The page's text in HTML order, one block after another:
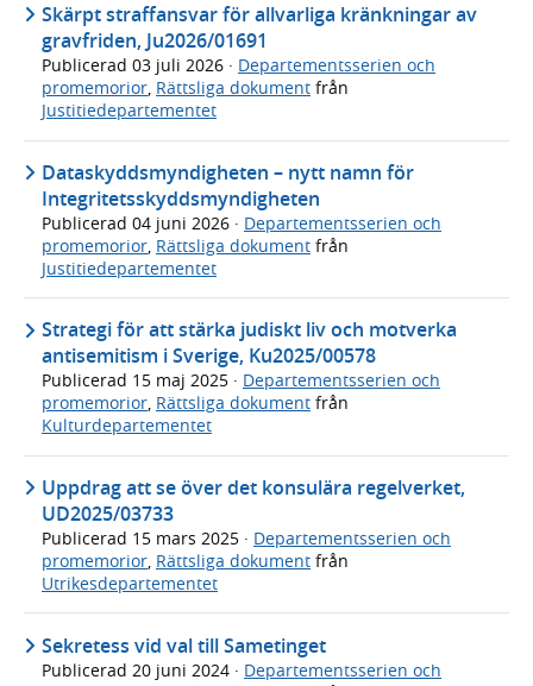
Skärpt straffansvar för allvarliga kränkningar av
gravfriden, Ju2026/01691
Publicerad 03 juli 2026 · Departementsserien och
promemorior, Rättsliga dokument från
Justitiedepartementet
Dataskyddsmyndigheten – nytt namn för
Integritetsskyddsmyndigheten
Publicerad 04 juni 2026 · Departementsserien och
promemorior, Rättsliga dokument från
Justitiedepartementet
Strategi för att stärka judiskt liv och motverka
antisemitism i Sverige, Ku2025/00578
Publicerad 15 maj 2025 · Departementsserien och
promemorior, Rättsliga dokument från
Kulturdepartementet
Uppdrag att se över det konsulära regelverket,
UD2025/03733
Publicerad 15 mars 2025 · Departementsserien och
promemorior, Rättsliga dokument från
Utrikesdepartementet
Sekretess vid val till Sametinget
Publicerad 20 juni 2024 · Departementsserien och